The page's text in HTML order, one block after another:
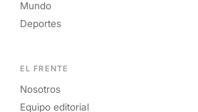
Mundo
Deportes
EL FRENTE
Nosotros
Equipo editorial